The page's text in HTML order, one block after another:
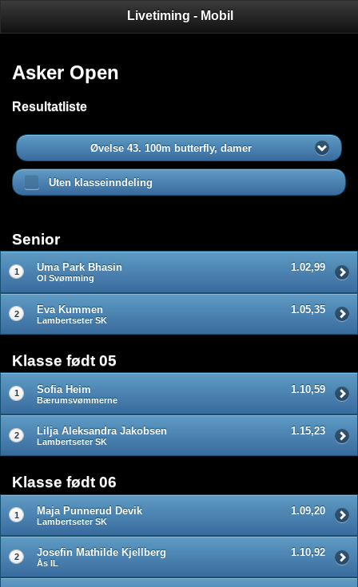
Livetiming - Mobil
Asker Open
Resultatliste
Øvelse 43. 100m butterfly, damer
Uten klasseinndeling
Senior
1 Uma Park Bhasin
OI Svømming
1.02,99
2 Eva Kummen
Lambertseter SK
1.05,35
Klasse født 05
1 Sofia Heim
Bærumsvømmerne
1.10,59
2 Lilja Aleksandra Jakobsen
Lambertseter SK
1.15,23
Klasse født 06
1 Maja Punnerud Devik
Lambertseter SK
1.09,20
2 Josefin Mathilde Kjellberg
Ås IL
1.10,92